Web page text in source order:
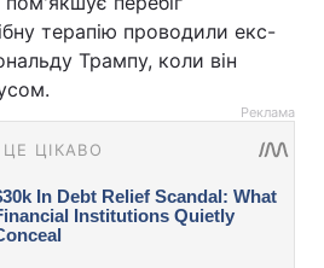
терапію проводили екс-
Трампу, коли він
Реклама